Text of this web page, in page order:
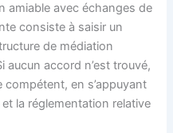
amiable avec échanges de
consiste à saisir un
de médiation
aucun accord n’est trouvé,
compétent, en s’appuyant
la réglementation relative